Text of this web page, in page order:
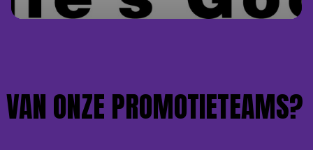
ONZE PROMOTIETEAMS?